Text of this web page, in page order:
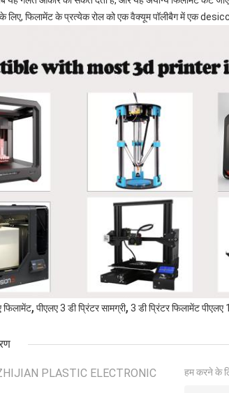
लिए, फिलामेंट के प्रत्येक रोल को एक वैक्यूम पॉलीबैग में एक
फिलामेंट, पीएलए 3 डी प्रिंटर सामग्री, 3 डी प्रिंटर फिलामेंट पीएलए
PLASTIC ELECTRONIC
हम करने के